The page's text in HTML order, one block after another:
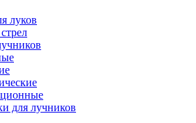
луков
для лучников